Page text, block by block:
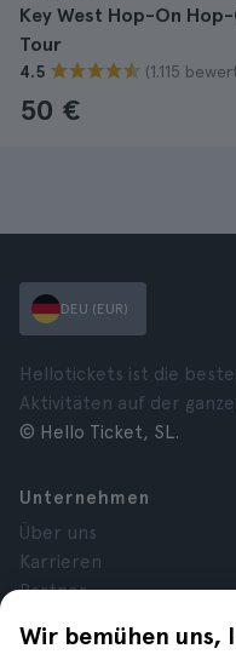
Key West Hop-On
Tour
4.5 (1.115
50 €
Wir bemühen uns,
DEU (EUR)
Hellotickets ist die
Aktivitäten auf der
© Hello Ticket, SL.
Unternehmen
Über uns
Karrieren
Partner
Datenschutz